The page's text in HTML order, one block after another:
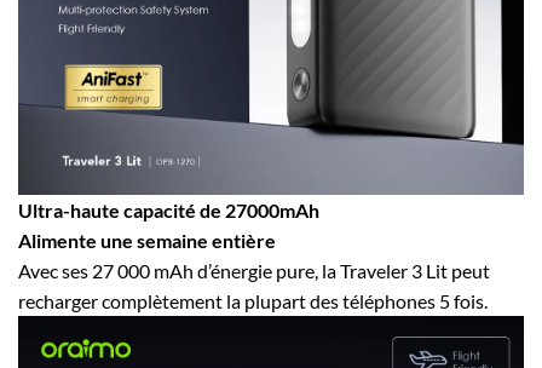
Ultra-haute capacité de 27000mAh
Alimente une semaine entière
Avec ses 27 000 mAh d’énergie pure, la Traveler 3 Lit peut
recharger complètement la plupart des téléphones 5 fois.